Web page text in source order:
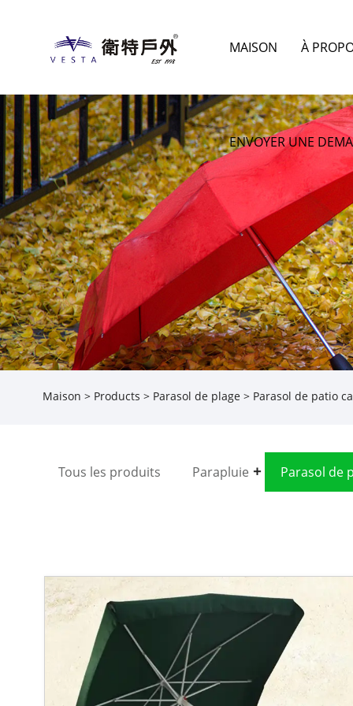
MAISON À
ENVOYER UNE
Maison > Products > Parasol de plage> Parasol de patio
Tous les produits Parapluie Parasol de